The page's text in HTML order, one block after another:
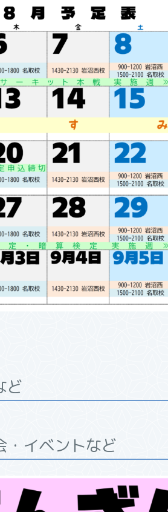
ど
・イベントなど